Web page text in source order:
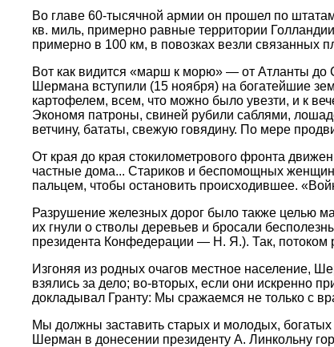
Во главе 60-тысячной армии он прошел по
кв. миль, примерно равные территории
примерно в 100 км, в повозках везли связанных
Вот как видится «марш к морю» — от Атланты
Шермана вступили (15 ноября) на богатейшие
картофелем, всем, что можно было увезти, и к
Экономя патроны, свиней рубили саблями,
ветчину, бататы, свежую говядину. По мере
От края до края стокилометрового фронта
частные дома... Стариков и беспомощных женщин
пальцем, чтобы остановить происходившее.
Разрушение железных дорог было также целью
их гнули о стволы деревьев и бросали
президента Конфедерации — Н. Я.). Так,
Изгоняя из родных очагов местное население,
взялись за дело; во-вторых, если они искренно
докладывал Гранту: Мы сражаемся не только с
Мы должны заставить старых и молодых,
Шерман в донесении президенту А. Линкольну